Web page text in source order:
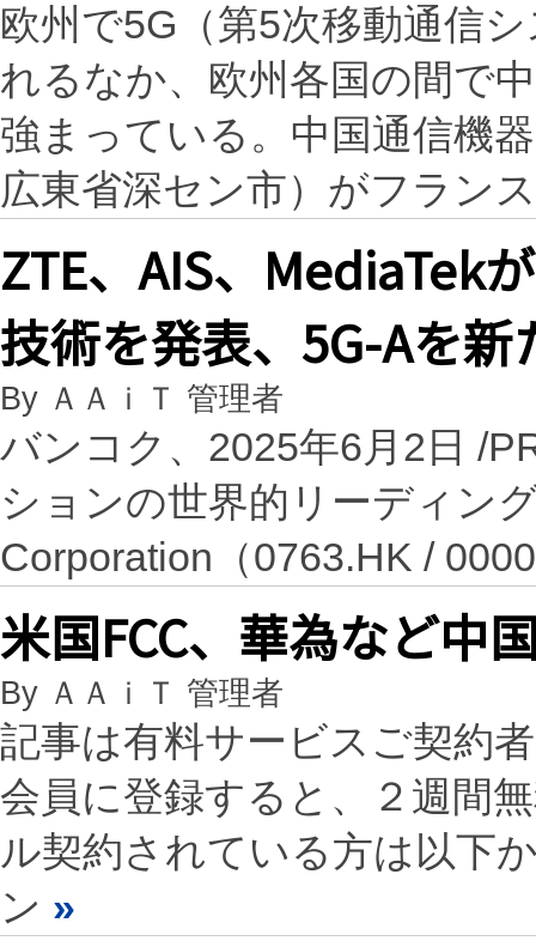
欧州で5G（第5次移動通信
れるなか、欧州各国の間で
強まっている。中国通信機
広東省深セン市）がフラン
ZTE、AIS、MediaTek
技術を発表、5G-Aを
By ＡＡｉＴ 管理者
バンコク、2025年6月2日 /
ションの世界的リーディン
Corporation（0763.HK /
米国FCC、華為など中
By ＡＡｉＴ 管理者
記事は有料サービスご契約
会員に登録すると、２週間
ル契約されている方は以下
ン »